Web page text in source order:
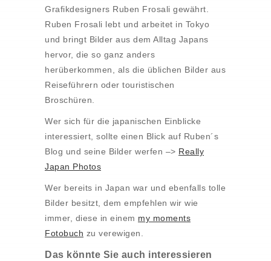
Grafikdesigners Ruben Frosali gewährt.
Ruben Frosali lebt und arbeitet in Tokyo
und bringt Bilder aus dem Alltag Japans
hervor, die so ganz anders
herüberkommen, als die üblichen Bilder aus
Reiseführern oder touristischen
Broschüren.
Wer sich für die japanischen Einblicke
interessiert, sollte einen Blick auf Ruben´s
Blog und seine Bilder werfen –> Really
Japan Photos
Wer bereits in Japan war und ebenfalls tolle
Bilder besitzt, dem empfehlen wir wie
immer, diese in einem my moments
Fotobuch zu verewigen.
Das könnte Sie auch interessieren